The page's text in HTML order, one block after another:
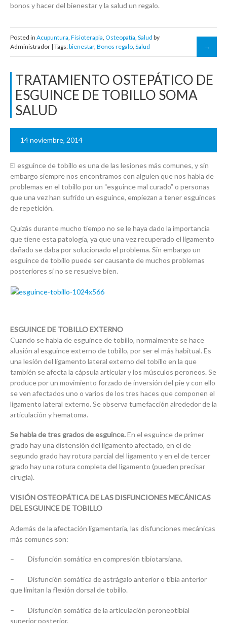
bonos y hacer del bienestar y la salud un regalo.
Posted in Acupuntura, Fisioterapia, Osteopatía, Salud by
Administrador | Tags:bienestar, Bonos regalo, Salud
TRATAMIENTO OSTEPÁTICO DE
ESGUINCE DE TOBILLO SOMA
SALUD
14 noviembre, 2014
El esguince de tobillo es una de las lesiones más comunes, y sin
embargo siempre nos encontramos con alguien que nos habla de
problemas en el tobillo por un “esguince mal curado” o personas
que una vez han sufrido un esguince, empiezan a tener esguinces
de repetición.
Quizás durante mucho tiempo no se le haya dado la importancia
que tiene esta patología, ya que una vez recuperado el ligamento
dañado se daba por solucionado el problema. Sin embargo un
esguince de tobillo puede ser causante de muchos problemas
posteriores si no se resuelve bien.
ESGUINCE DE TOBILLO EXTERNO
Cuando se habla de esguince de tobillo, normalmente se hace
alusión al esguince externo de tobillo, por ser el más habitual. Es
una lesión del ligamento lateral externo del tobillo en la que
también se afecta la cápsula articular y los músculos peroneos. Se
produce por un movimiento forzado de inversión del pie y con ello
se ven afectados uno o varios de los tres haces que componen el
ligamento lateral externo. Se observa tumefacción alrededor de la
articulación y hematoma.
Se habla de tres grados de esguince.En el esguince de primer
grado hay una distensión del ligamento afectado, en el de
segundo grado hay rotura parcial del ligamento y en el de tercer
grado hay una rotura completa del ligamento (pueden precisar
cirugía).
VISIÓN OSTEOPÁTICA DE LAS DISFUNCIONES MECÁNICAS
DEL ESGUINCE DE TOBILLO
Además de la afectación ligamentaria, las disfunciones mecánicas
más comunes son:
– Disfunción somática en compresión tibiotarsiana.
– Disfunción somática de astrágalo anterior o tibia anterior
que limitan la flexión dorsal de tobillo.
– Disfunción somática de la articulación peroneotibial
superior posterior.